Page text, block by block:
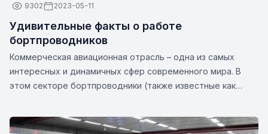
9302 2023-05-11
Удивительные факты о работе
бортпроводников
Коммерческая авиационная отрасль – одна из самых
интересных и динамичных сфер современного мира. В
этом секторе бортпроводники (также известные как
пассажиров. Эти непревзойденные профессионалы — это